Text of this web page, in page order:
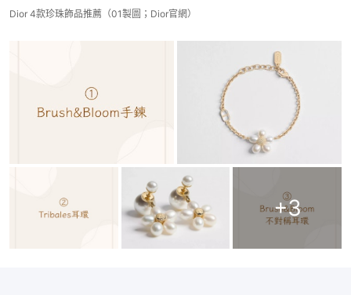
Dior 4款珍珠飾品推薦（01製圖；Dior官網）
+3